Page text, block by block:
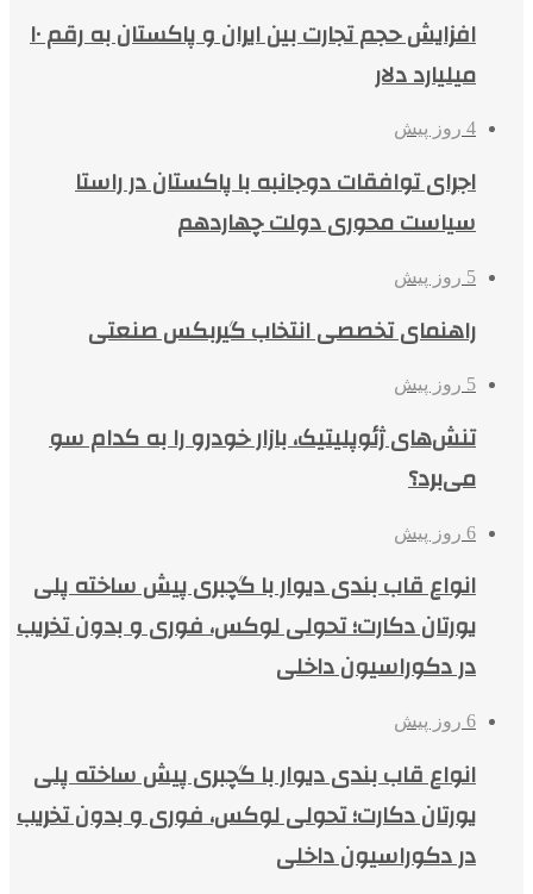
افزایش حجم تجارت بین ایران و پاکستان به رقم ۱۰
میلیارد دلار
4 روز پیش
اجرای توافقات دوجانبه با پاکستان در راستا
سیاست محوری دولت چهاردهم
5 روز پیش
راهنمای تخصصی انتخاب گیربکس صنعتی
5 روز پیش
تنش‌های ژئوپلیتیک، بازار خودرو را به کدام سو
می‌برد؟
6 روز پیش
انواع قاب بندی دیوار با گچبری پیش ساخته پلی
یورتان دکارت؛ تحولی لوکس، فوری و بدون تخریب
در دکوراسیون داخلی
6 روز پیش
انواع قاب بندی دیوار با گچبری پیش ساخته پلی
یورتان دکارت؛ تحولی لوکس، فوری و بدون تخریب
در دکوراسیون داخلی